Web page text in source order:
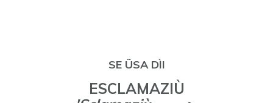
SE ÜSA DÌI
ESCLAMAZIÙ